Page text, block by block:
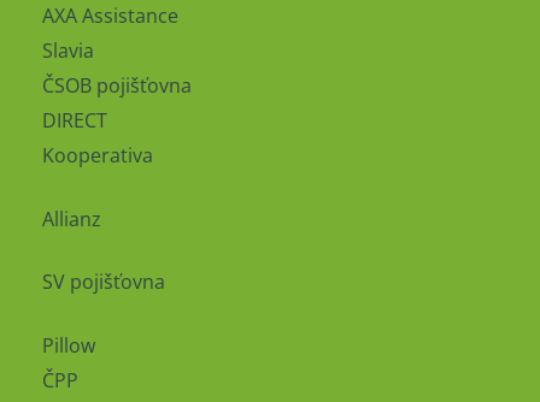
AXA Assistance
Slavia
ČSOB pojišťovna
DIRECT
Kooperativa
Allianz
SV pojišťovna
Pillow
ČPP